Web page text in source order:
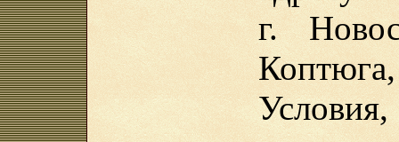
г.